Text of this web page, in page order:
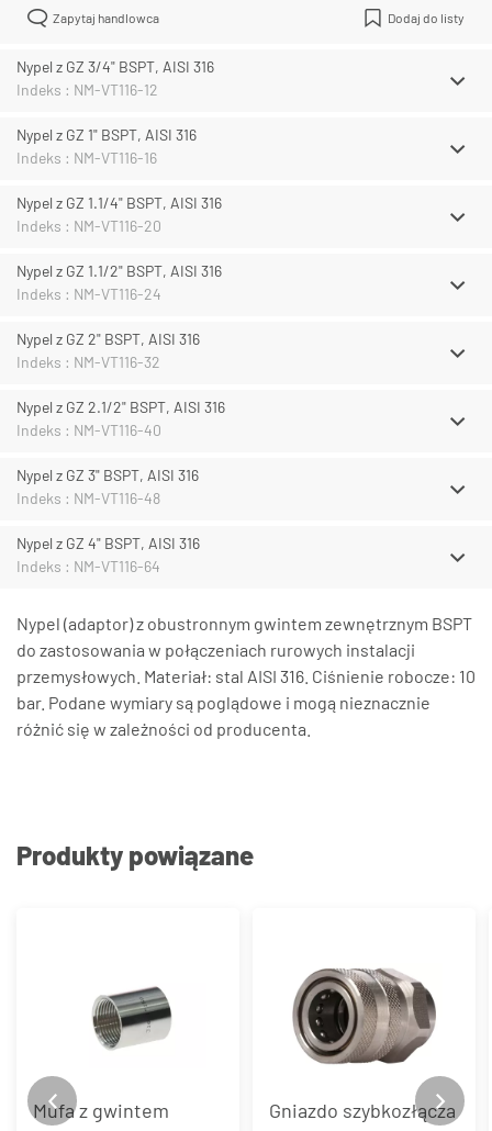
Zapytaj handlowca Dodaj do listy
Nypel z GZ 3/4" BSPT, AISI 316
Indeks : NM-VT116-12
Nypel z GZ 1" BSPT, AISI 316
Indeks : NM-VT116-16
Nypel z GZ 1.1/4" BSPT, AISI 316
Indeks : NM-VT116-20
Nypel z GZ 1.1/2" BSPT, AISI 316
Indeks : NM-VT116-24
Nypel z GZ 2" BSPT, AISI 316
Indeks : NM-VT116-32
Nypel z GZ 2.1/2" BSPT, AISI 316
Indeks : NM-VT116-40
Nypel z GZ 3" BSPT, AISI 316
Indeks : NM-VT116-48
Nypel z GZ 4" BSPT, AISI 316
Indeks : NM-VT116-64
Nypel (adaptor) z obustronnym gwintem zewnętrznym BSPT
do zastosowania w połączeniach rurowych instalacji
przemysłowych. Materiał: stal AISI 316. Ciśnienie robocze: 10
bar. Podane wymiary są poglądowe i mogą nieznacznie
różnić się w zależności od producenta.
Produkty powiązane
Mufa z gwintem
Gniazdo szybkozłącza